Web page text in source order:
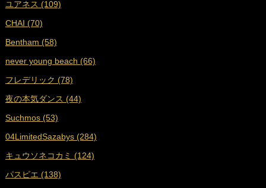
■2022年9月 (18)
■2022年8月 (18)
■2022年7月 (18)
■2022年6月 (17)
■2022年5月 (17)
■2022年4月 (16)
■2022年3月 (18)
■2022年2月 (16)
■2022年1月 (17)
■2021年12月 (25)
ユアネス (109)
CHAI (70)
Bentham (58)
never young beach (66)
フレデリック (78)
夜の本気ダンス (44)
Suchmos (53)
04LimitedSazabys (284)
キュウソネコカミ (124)
パスピエ (138)